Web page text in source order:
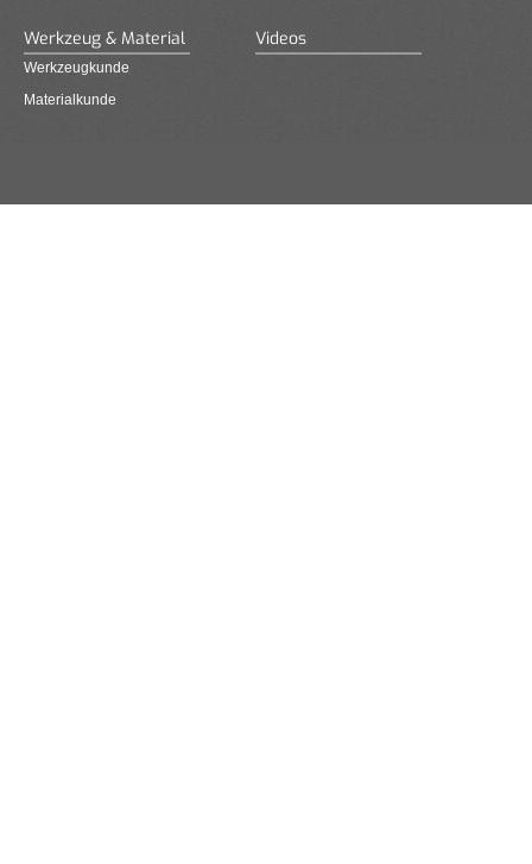
Werkzeug & Material
Werkzeugkunde
Materialkunde
Videos